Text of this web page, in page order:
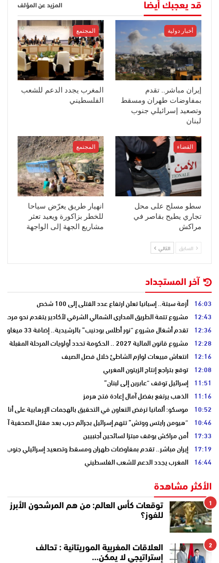
قد يعجبك أيضا المزيد عن المؤلف
أخبار دولية
إيران مباشر.. تقدم
بمفاوضات طهران ومسقط
وتصعيد إسرائيلي جنوب
لبنان
المجتمع
المغرب يجدد الدعم للشعب
الفلسطيني
القضاء
سطو مسلح على محل
تجاري يطيح بقاصر في
مراكش
المجتمع
انهيار طريق يعرّض سياحا
للخطر بزاكورة ويعيد تعثر
مشاريع الجهة إلى الواجهة
السابق التالي
آخر المستجداد
16:03 أزمة سبتة.. إسبانيا تعلن ارتفاع عدد القتلى إلى 100 شخص
12:43 مشروع تتمة الطريق المداري الشمالي الشرقي لأكادير يتقدم نحو مرحلة
12:36 تقدم أشغال مشروع “نور أطلس بودنيب” بالرشيدية.. إضافة 33 ميغاوات إلى الشبكة الوطنية
12:28 مشروع قانون المالية 2027 .. الحكومة تحدد أولويات المرحلة المقبلة
12:16 انتعاش مبيعات لوازم الشاطئ خلال فصل الصيف
12:08 توقع بتراجع إنتاج الزيتون المغربي
11:51 إسرائيل توقف “عابرين إلى لبنان”
11:16 الذهب يرتفع بفضل آمال إعادة فتح هرمز
10:52 موسكو: ألمانيا ترفض التعاون في التحقيق بالهجمات الإرهابية على
10:46 “هيومن رايتس ووتش” تتهم إسرائيل بجرائم حرب بعد مقتل الصحفية
17:33 أمن مراكش يوقف مبتزا لسائحين أجنبيين
17:19 إيران مباشر.. تقدم بمفاوضات طهران ومسقط وتصعيد إسرائيلي جنوب
16:44 المغرب يجدد الدعم للشعب الفلسطيني
الأكثر مشاهدة
1
توقعات كأس العالم: من هم المرشحون الأبرز
للفوز؟
2
العلاقات المغربية الموريتانية : تحالف
إستراتيجي لا يمكن…